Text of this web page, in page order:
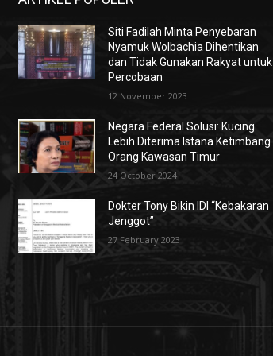
Siti Fadilah Minta Penyebaran
Nyamuk Wolbachia Dihentikan
dan Tidak Gunakan Rakyat untuk
Percobaan
12 November 2023
Negara Federal Solusi: Kucing
Lebih Diterima Istana Ketimbang
Orang Kawasan Timur
24 October 2024
Dokter Tony Bikin IDI “Kebakaran
Jenggot”
27 February 2023